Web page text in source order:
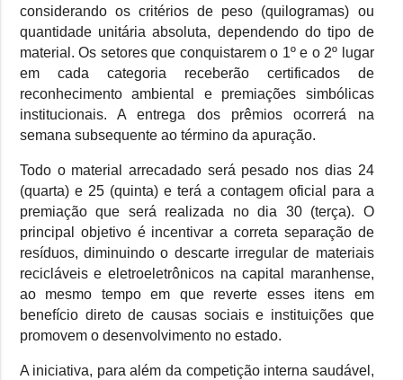
considerando os critérios de peso (quilogramas) ou
quantidade unitária absoluta, dependendo do tipo de
material. Os setores que conquistarem o 1º e o 2º lugar
em cada categoria receberão certificados de
reconhecimento ambiental e premiações simbólicas
institucionais. A entrega dos prêmios ocorrerá na
semana subsequente ao término da apuração.
Todo o material arrecadado será pesado nos dias 24
(quarta) e 25 (quinta) e terá a contagem oficial para a
premiação que será realizada no dia 30 (terça). O
principal objetivo é incentivar a correta separação de
resíduos, diminuindo o descarte irregular de materiais
recicláveis e eletroeletrônicos na capital maranhense,
ao mesmo tempo em que reverte esses itens em
benefício direto de causas sociais e instituições que
promovem o desenvolvimento no estado.
A iniciativa, para além da competição interna saudável,